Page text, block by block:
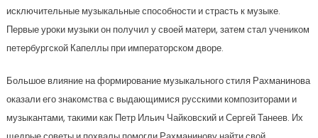
исключительные музыкальные способности и страсть к музыке.
Первые уроки музыки он получил у своей матери, затем стал учеником
петербургской Капеллы при императорском дворе.
Большое влияние на формирование музыкального стиля Рахманинова
оказали его знакомства с выдающимися русскими композиторами и
музыкантами, такими как Петр Ильич Чайковский и Сергей Танеев. Их